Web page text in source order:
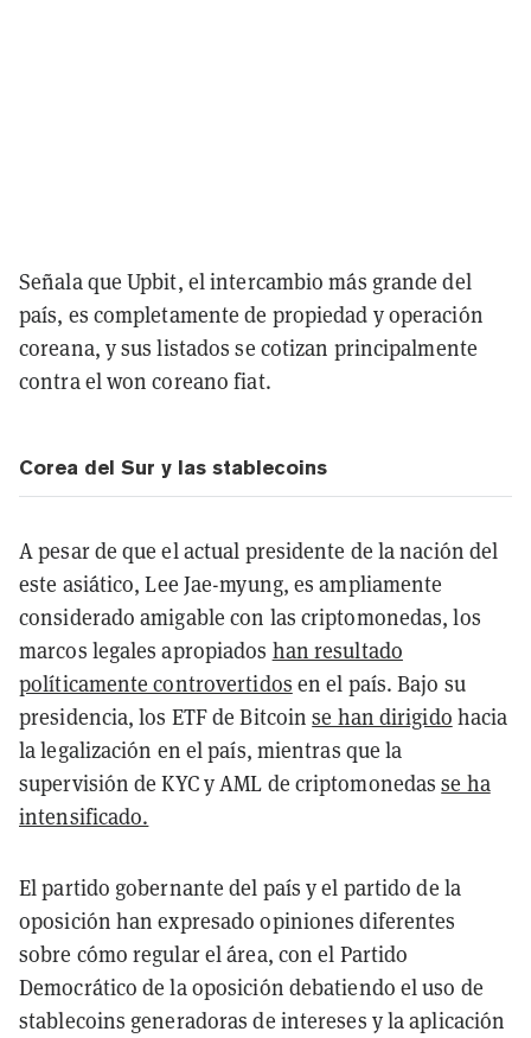
Señala que Upbit, el intercambio más grande del
país, es completamente de propiedad y operación
coreana, y sus listados se cotizan principalmente
contra el won coreano fiat.
Corea del Sur y las stablecoins
A pesar de que el actual presidente de la nación del
este asiático, Lee Jae-myung, es ampliamente
considerado amigable con las criptomonedas, los
marcos legales apropiados han resultado
políticamente controvertidos en el país. Bajo su
presidencia, los ETF de Bitcoinse han dirigido hacia
la legalización en el país, mientras que la
supervisión de KYC y AML de criptomonedasse ha
intensificado.
El partido gobernante del país y el partido de la
oposición han expresado opiniones diferentes
sobre cómo regular el área, con el Partido
Democrático de la oposición debatiendo el uso de
stablecoins generadoras de intereses y la aplicación